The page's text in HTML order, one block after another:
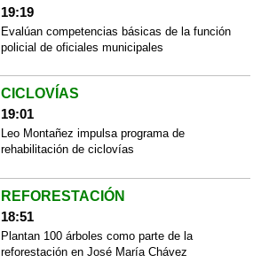
19:19
Evalúan competencias básicas de la función
policial de oficiales municipales
CICLOVÍAS
19:01
Leo Montañez impulsa programa de
rehabilitación de ciclovías
REFORESTACIÓN
18:51
Plantan 100 árboles como parte de la
reforestación en José María Chávez